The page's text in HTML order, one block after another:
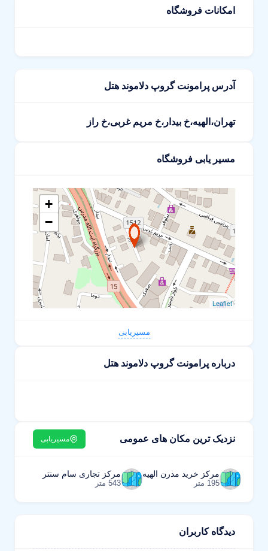
امکانات فروشگاه
آدرس پرامونت گروپ دلاموند هتل
تهران،الهیه،خ بیدار،خ مریم غربی،خ راز
مسیر یابی فروشگاه
+
−
Leaflet
مسیریابی
درباره پرامونت گروپ دلاموند هتل
نزدیک ترین مکان های عمومی مسیریابی
مرکز خرید مدرن الهیه
195 متر
مرکز تجاری سام سنتر
543 متر
دیدگاه کاربران